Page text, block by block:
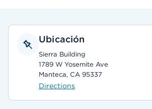
Ubicación
Sierra Building
1789 W Yosemite Ave
Manteca, CA 95337
Directions